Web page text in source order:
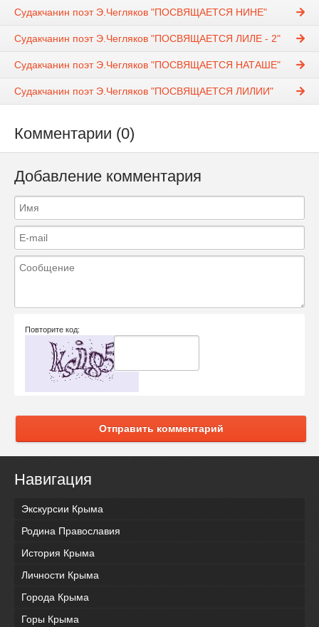
Судакчанин поэт Э.Чегляков "ПОСВЯЩАЕТСЯ НИНЕ"
Судакчанин поэт Э.Чегляков "ПОСВЯЩАЕТСЯ ЛИЛЕ - 2"
Судакчанин поэт Э.Чегляков "ПОСВЯЩАЕТСЯ НАТАШЕ"
Судакчанин поэт Э.Чегляков "ПОСВЯЩАЕТСЯ ЛИЛИИ"
Комментарии (0)
Добавление комментария
Повторите код:
Отправить комментарий
Навигация
Экскурсии Крыма
Родина Православия
История Крыма
Личности Крыма
Города Крыма
Горы Крыма